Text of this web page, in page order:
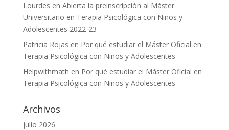
Lourdes en Abierta la preinscripción al Máster
Universitario en Terapia Psicológica con Niños y
Adolescentes 2022-23
Patricia Rojas en Por qué estudiar el Máster Oficial en
Terapia Psicológica con Niños y Adolescentes
Helpwithmath en Por qué estudiar el Máster Oficial en
Terapia Psicológica con Niños y Adolescentes
Archivos
julio 2026